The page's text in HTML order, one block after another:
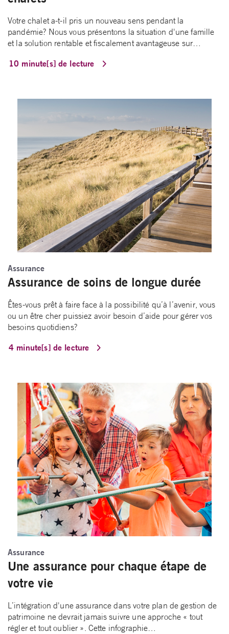
Votre chalet a-t-il pris un nouveau sens pendant la
pandémie? Nous vous présentons la situation d'une famille
et la solution rentable et fiscalement avantageuse sur…
10 minute[s] de lecture
Assurance
Assurance de soins de longue durée
Êtes-vous prêt à faire face à la possibilité qu’à l’avenir, vous
ou un être cher puissiez avoir besoin d’aide pour gérer vos
besoins quotidiens?
4 minute[s] de lecture
Assurance
Une assurance pour chaque étape de
votre vie
L’intégration d'une assurance dans votre plan de gestion de
patrimoine ne devrait jamais suivre une approche « tout
régler et tout oublier ». Cette infographie…